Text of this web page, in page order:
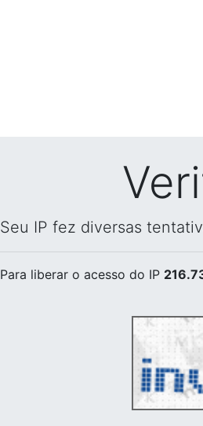
Seu IP fez diversas
Para liberar o acesso do IP